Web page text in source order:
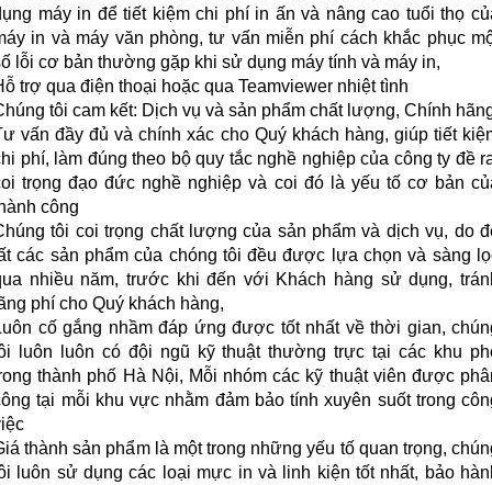
máy in để tiết kiệm chi phí in ấn và nâng cao tuổi thọ
in và máy văn phòng, tư vấn miễn phí cách khắc phục
lỗi cơ bản thường gặp khi sử dụng máy tính và máy in,
trợ qua điện thoại hoặc qua Teamviewer nhiệt tình
tôi cam kết: Dịch vụ và sản phẩm chất lượng, Chính
vấn đầy đủ và chính xác cho Quý khách hàng, giúp tiết
phí, làm đúng theo bộ quy tắc nghề nghiệp của công ty đề
trọng đạo đức nghề nghiệp và coi đó là yếu tố cơ bản
công
tôi coi trọng chất lượng của sản phẩm và dịch vụ, do
các sản phẩm của chóng tôi đều được lựa chọn và sàng
nhiều năm, trước khi đến với Khách hàng sử dụng,
phí cho Quý khách hàng,
cố gắng nhầm đáp ứng được tốt nhất về thời gian,
luôn luôn có đội ngũ kỹ thuật thường trực tại các khu
thành phố Hà Nội, Mỗi nhóm các kỹ thuật viên được
tại mỗi khu vực nhằm đảm bảo tính xuyên suốt trong
thành sản phẩm là một trong những yếu tố quan trọng,
luôn sử dụng các loại mực in và linh kiện tốt nhất, bảo